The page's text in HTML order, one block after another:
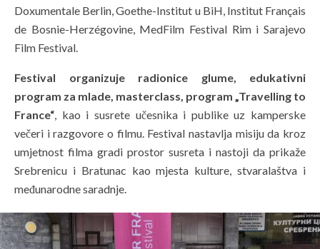
Doxumentale Berlin, Goethe-Institut u BiH, Institut Français
de Bosnie-Herzégovine, MedFilm Festival Rim i Sarajevo
Film Festival.
Festival organizuje radionice glume, edukativni
program za mlade, masterclass, program „Travelling to
France“, kao i susrete učesnika i publike uz kamperske
večeri i razgovore o filmu. Festival nastavlja misiju da kroz
umjetnost filma gradi prostor susreta i nastoji da prikaže
Srebrenicu i Bratunac kao mjesta kulture, stvaralaštva i
međunarodne saradnje.